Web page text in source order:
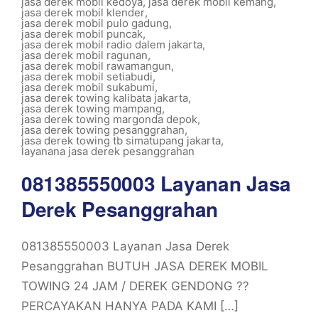
jasa derek mobil klender,
jasa derek mobil pulo gadung,
jasa derek mobil puncak,
jasa derek mobil radio dalem jakarta,
jasa derek mobil ragunan,
jasa derek mobil rawamangun,
jasa derek mobil setiabudi,
jasa derek mobil sukabumi,
jasa derek towing kalibata jakarta,
jasa derek towing mampang,
jasa derek towing margonda depok,
jasa derek towing pesanggrahan,
jasa derek towing tb simatupang jakarta,
layanana jasa derek pesanggrahan
081385550003 Layanan Jasa
Derek Pesanggrahan
081385550003 Layanan Jasa Derek
Pesanggrahan BUTUH JASA DEREK MOBIL
TOWING 24 JAM / DEREK GENDONG ??
PERCAYAKAN HANYA PADA KAMI […]